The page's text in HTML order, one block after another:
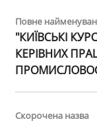
Повне
"КИЇВСЬКІ
КЕРІВНИХ
Скорочена назва